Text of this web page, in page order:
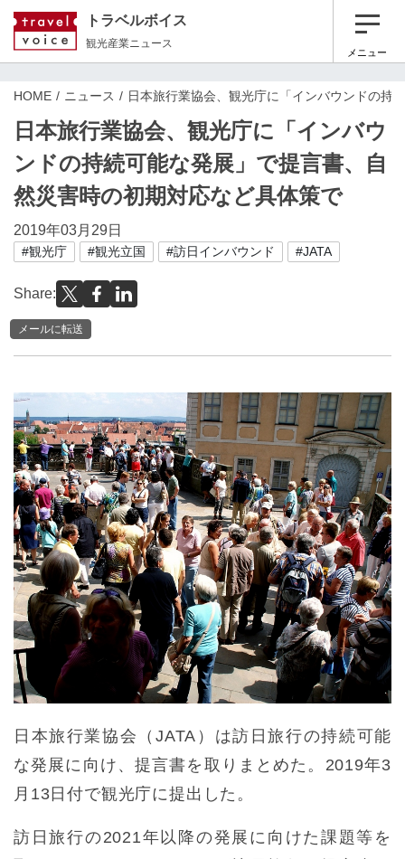
トラベルボイス
観光産業ニュース
メニュー
HOME ニュース 日本旅行業協会、観光庁に「インバウンドの持
日本旅行業協会、観光庁に「インバウ
ンドの持続可能な発展」で提言書、自
然災害時の初期対応など具体策で
2019年03月29日
#観光庁 #観光立国 #訪日インバウンド #JATA
Share:
メールに転送
日本旅行業協会（JATA）は訪日旅行の持続可能
な発展に向け、提言書を取りまとめた。2019年3
月13日付で観光庁に提出した。
訪日旅行の2021年以降の発展に向けた課題等を